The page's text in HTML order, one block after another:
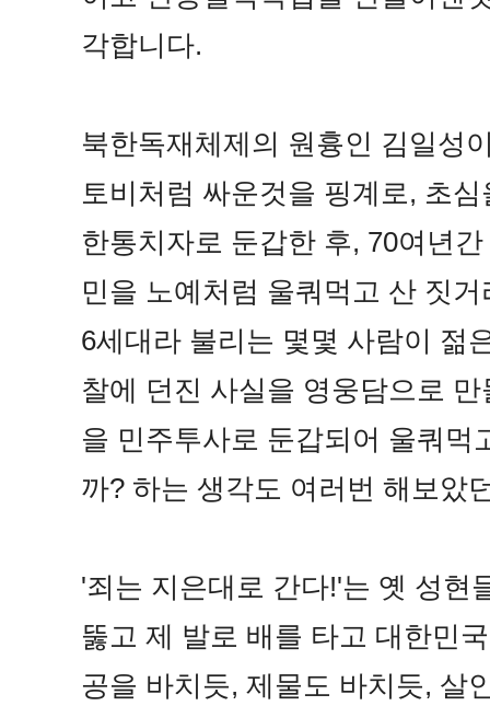
각합니다.
북한독재체제의 원흉인 김일성
토비처럼 싸운것을 핑계로, 초
한통치자로 둔갑한 후, 70여년
민을 노예처럼 울쿼먹고 산 짓
6세대라 불리는 몇몇 사람이 젊
찰에 던진 사실을 영웅담으로
을 민주투사로 둔갑되어 울쿼먹
까? 하는 생각도 여러번 해보았
'죄는 지은대로 간다!'는 옛 성현
뚫고 제 발로 배를 타고 대한민
공을 바치듯, 제물도 바치듯, 살